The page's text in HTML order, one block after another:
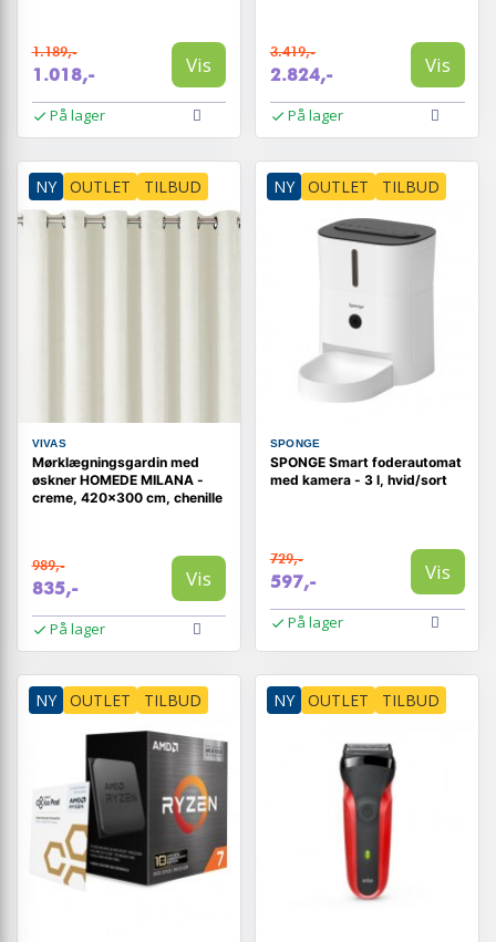
1.189,-
1.018,- Vis
På lager
3.419,-
2.824,- Vis
På lager
NY OUTLET TILBUD
VIVAS
Mørklægningsgardin med
øskner HOMEDE MILANA -
creme, 420×300 cm, chenille
989,-
835,- Vis
På lager
NY OUTLET TILBUD
SPONGE
SPONGE Smart foderautomat
med kamera - 3 l, hvid/sort
729,-
597,- Vis
På lager
NY OUTLET TILBUD NY OUTLET TILBUD